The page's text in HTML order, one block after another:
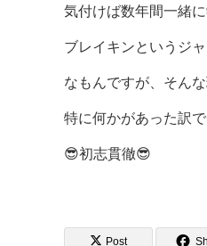
気付けば数年間一緒
ブレイキンというジ
なもんですが、そん
特に何かがあった訳
😎初志貫徹😎
Post